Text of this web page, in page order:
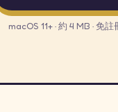
macOS 11+ · 約 4 MB · 免註